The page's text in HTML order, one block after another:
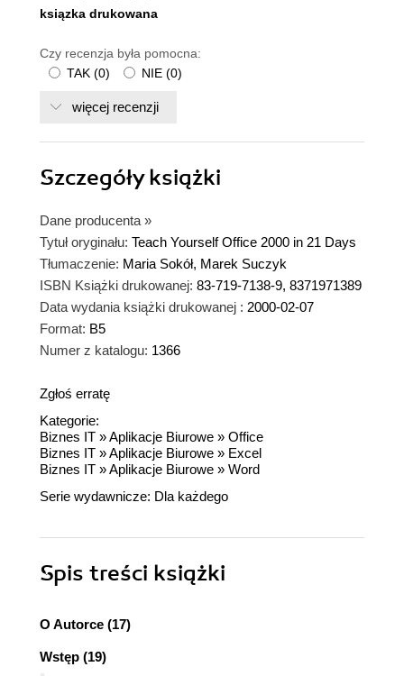
ksiązka drukowana
Czy recenzja była pomocna:
TAK (0) NIE (0)
więcej recenzji
Szczegółyksiążki
Dane producenta »
Tytuł oryginału: Teach Yourself Office 2000 in 21 Days
Tłumaczenie: Maria Sokół, Marek Suczyk
ISBN Książki drukowanej: 83-719-7138-9, 8371971389
Data wydania książki drukowanej : 2000-02-07
Format: B5
Numer z katalogu: 1366
Zgłoś erratę
Kategorie:
Biznes IT »Aplikacje Biurowe » Office
Biznes IT »Aplikacje Biurowe » Excel
Biznes IT »Aplikacje Biurowe » Word
Serie wydawnicze: Dla każdego
Spis treści książki
O Autorce (17)
Wstęp (19)